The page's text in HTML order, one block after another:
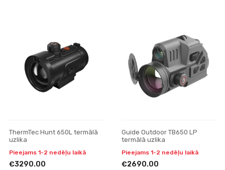
ThermTec Hunt 650L termālā
uzlika
Pieejams 1-2 nedēļu laikā
€3290.00
Guide Outdoor TB650 LP
termālā uzlika
Pieejams 1-2 nedēļu laikā
€2690.00